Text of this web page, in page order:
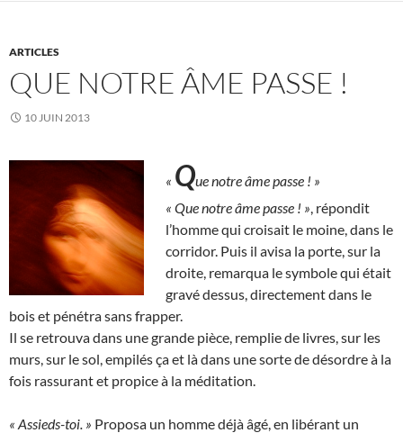
ARTICLES
QUE NOTRE ÂME PASSE !
10 JUIN 2013
« Que notre âme passe ! »
« Que notre âme passe ! » , répondit
l’homme qui croisait le moine, dans le
corridor. Puis il avisa la porte, sur la
droite, remarqua le symbole qui était
gravé dessus, directement dans le
bois et pénétra sans frapper.
Il se retrouva dans une grande pièce, remplie de livres, sur les
murs, sur le sol, empilés ça et là dans une sorte de désordre à la
fois rassurant et propice à la méditation.
« Assieds-toi. » Proposa un homme déjà âgé, en libérant un